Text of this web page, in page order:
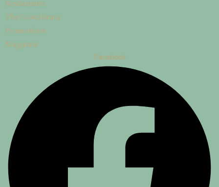
Restaurants
The Costa Brava
Promotions
Magazine
Facebook